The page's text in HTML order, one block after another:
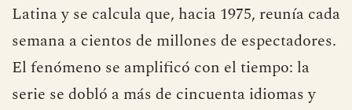
Latina y se calcula que, hacia 1975, reunía cada
semana a cientos de millones de espectadores.
El fenómeno se amplificó con el tiempo: la
serie se dobló a más de cincuenta idiomas y